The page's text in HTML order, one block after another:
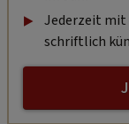
Jederzeit mit
schriftlich